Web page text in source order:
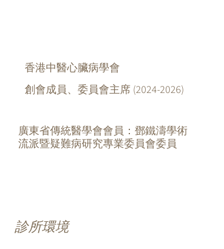
​香港中醫心臟病學會
創會成員、委員會主席 (2024-2026)
​廣東省傳統醫學會會員：鄧鐵濤學術
流派暨疑難病研究專業委員會委員
診所環境